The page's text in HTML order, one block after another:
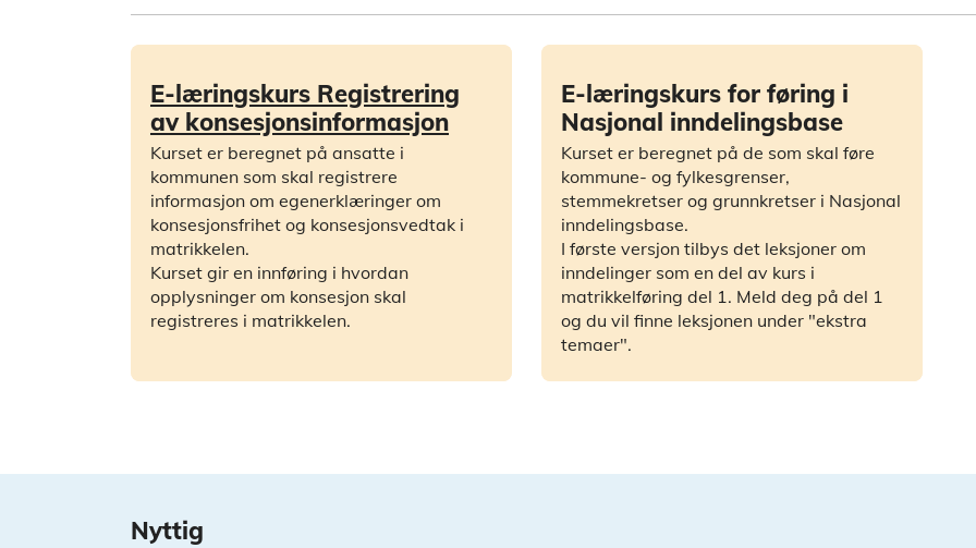
E-læringskurs Registrering
av konsesjonsinformasjon
Kurset er beregnet på ansatte i
kommunen som skal registrere
informasjon om egenerklæringer om
konsesjonsfrihet og konsesjonsvedtak i
matrikkelen.
Kurset gir en innføring i hvordan
opplysninger om konsesjon skal
registreres i matrikkelen.
E-læringskurs for føring i
Nasjonal inndelingsbase
Kurset er beregnet på de som skal føre
kommune- og fylkesgrenser,
stemmekretser og grunnkretser i Nasjonal
inndelingsbase.
I første versjon tilbys det leksjoner om
inndelinger som en del av kurs i
matrikkelføring del 1. Meld deg på del 1
og du vil finne leksjonen under "ekstra
temaer".
Nyttig